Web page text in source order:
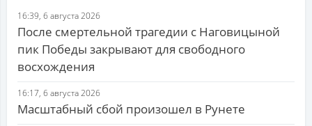
16:39, 6 августа 2026
После смертельной трагедии с Наговицыной
пик Победы закрывают для свободного
восхождения
16:17, 6 августа 2026
Масштабный сбой произошел в Рунете